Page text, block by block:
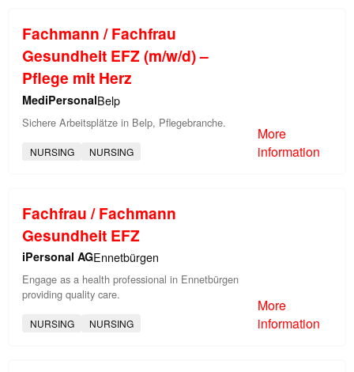
Fachmann / Fachfrau
Gesundheit EFZ (m/w/d) –
Pflege mit Herz
MediPersonalBelp
Sichere Arbeitsplätze in Belp, Pflegebranche.
NURSING NURSING
More
information
Fachfrau / Fachmann
Gesundheit EFZ
iPersonal AGEnnetbürgen
Engage as a health professional in Ennetbürgen
providing quality care.
NURSING NURSING
More
information